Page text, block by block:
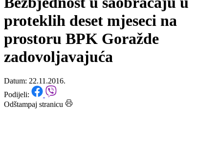
Informacija o stanju bezbjednosti u saobraćaju
Bezbjednost u saobraćaju u
proteklih deset mjeseci na
prostoru BPK Goražde
zadovoljavajuća
Datum: 22.11.2016.